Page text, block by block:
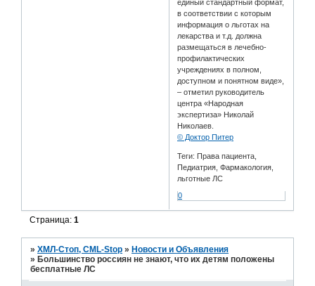
единый стандартный формат,
в соответствии с которым
информация о льготах на
лекарства и т.д. должна
размещаться в лечебно-
профилактических
учреждениях в полном,
доступном и понятном виде»,
– отметил руководитель
центра «Народная
экспертиза» Николай
Николаев.
© Доктор Питер
Теги: Права пациента,
Педиатрия, Фармакология,
льготные ЛС
0
Страница:1
»ХМЛ-Стоп, CML-Stop » Новости и Объявления
» Большинство россиян не знают, что их детям положены
бесплатные ЛС